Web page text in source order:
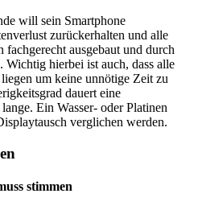
will sein Smartphone
zurückerhalten und alle
fachgerecht ausgebaut und durch
Wichtig hierbei ist auch, dass alle
um keine unnötige Zeit zu
dauert eine
Ein Wasser- oder Platinen
verglichen werden.
stimmen